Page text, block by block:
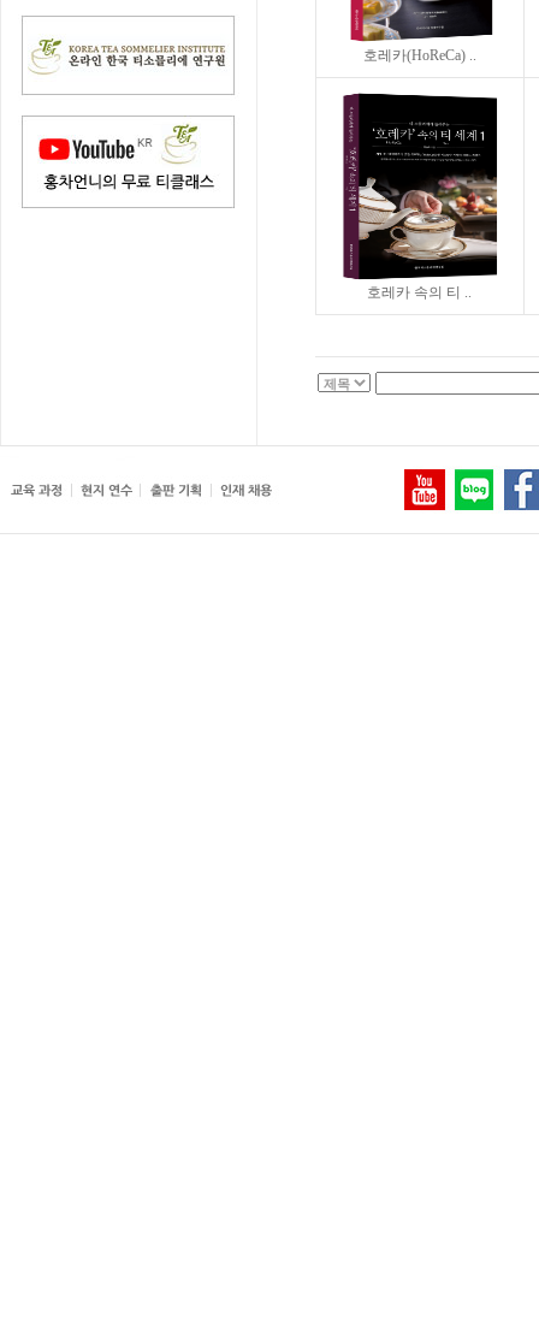
호레카(HoReCa) ..
호레카 속의 티 ..